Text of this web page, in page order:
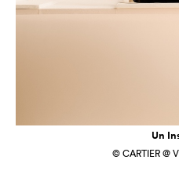
Un
© CARTIER @